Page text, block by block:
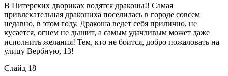
В Питерских двориках водятся драконы!! Самая
привлекательная дракониха поселилась в городе совсем
недавно, в этом году. Дракоша ведет себя прилично, не
кусается, огнем не дышит, а самым удачливым может даже
исполнить желания! Тем, кто не боится, добро пожаловать на
улицу Вербную, 13!
Слайд 18